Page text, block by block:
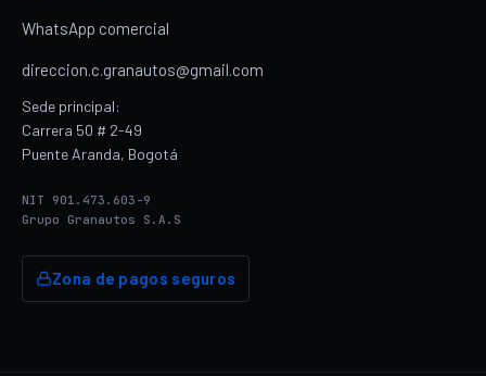
WhatsApp comercial
direccion.c.granautos@gmail.com
Sede principal:
Carrera 50 # 2-49
Puente Aranda, Bogotá
NIT 901.473.603-9
Grupo Granautos S.A.S
Zona de pagos seguros